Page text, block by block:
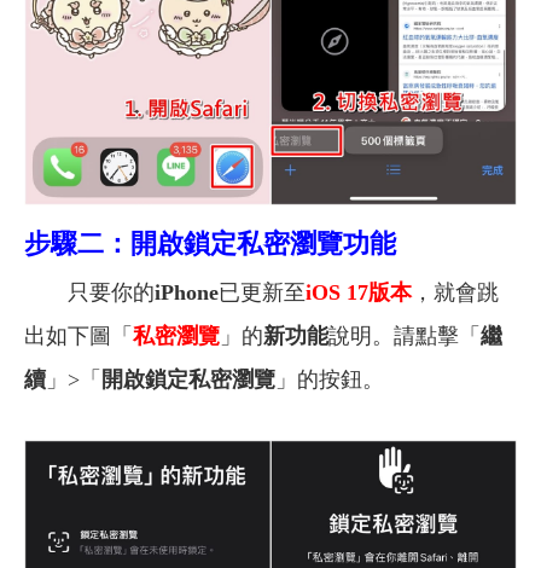
步驟二：開啟鎖定私密瀏覽功能
只要你的iPhone已更新至iOS 17版本，就會跳
出如下圖「 私密瀏覽 」的新功能說明。請點擊「 繼
續 」>「 開啟鎖定私密瀏覽 」的按鈕。